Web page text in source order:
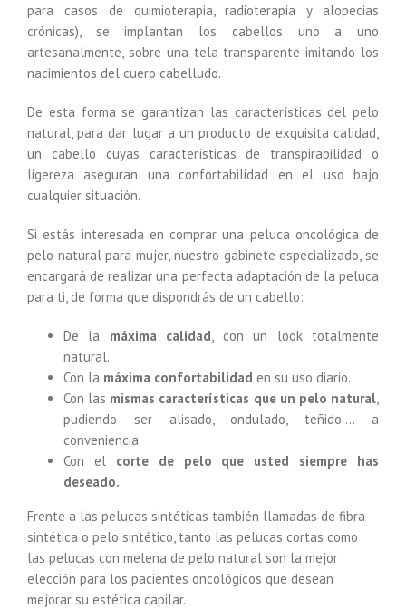
para casos de quimioterapia, radioterapia y alopecias
crónicas), se implantan los cabellos uno a uno
artesanalmente, sobre una tela transparente imitando los
nacimientos del cuero cabelludo.
De esta forma se garantizan las características del pelo
natural, para dar lugar a un producto de exquisita calidad,
un cabello cuyas características de transpirabilidad o
ligereza aseguran una confortabilidad en el uso bajo
cualquier situación.
Si estás interesada en comprar una peluca oncológica de
pelo natural para mujer, nuestro gabinete especializado, se
encargará de realizar una perfecta adaptación de la peluca
para ti, de forma que dispondrás de un cabello:
De la máxima calidad , con un look totalmente
natural.
Con la máxima confortabilidad en su uso diario.
Con las mismas características que un pelo natural
pudiendo ser alisado, ondulado, teñido…. a
conveniencia.
Con el corte de pelo que usted siempre has
deseado.
Frente a las pelucas sintéticas también llamadas de fibra
sintética o pelo sintético, tanto las pelucas cortas como
las pelucas con melena de pelo natural son la mejor
elección para los pacientes oncológicos que desean
mejorar su estética capilar.